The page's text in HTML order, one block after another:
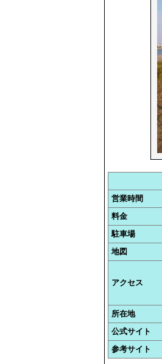
営業時間
料金
駐車場
地図
アクセス
所在地
公式サイト
参考サイト